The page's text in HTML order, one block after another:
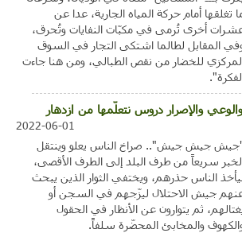
تغلقها أمام حركة المياه الجارية، عدا عن
أخرى تُرمى في مكبّات النفايات وتُحرق،
المقابل لطالما اشتكى التجار في السوق
للخضار من نقص الطبالي، ومن هنا جاءت
والإصرار دروس نتعلّمها من ازدهار
2022-06-01
جيش جيش".. صراخ الناس يعلو وينتقل
سريعاً من طرف البلد إلى الطرف الأقصى،
الناس حذرهم، ويختفي الثوار الذين يبحث
جيش الاحتلال ليزّجهم في السجن أو
ثم يتوارون عن الأنظار في الحقول
والمخابئ المحضّرة سلفاً.